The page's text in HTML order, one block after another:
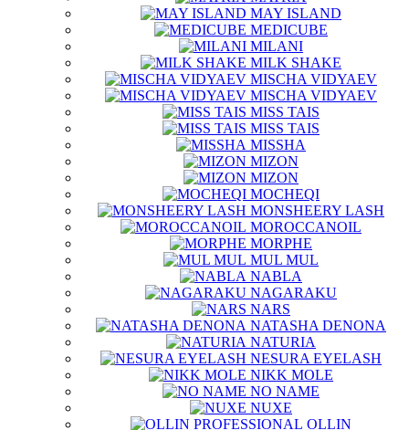
MAY ISLAND
MEDICUBE
MILANI
MILK SHAKE
MISCHA VIDYAEV
MISCHA VIDYAEV
MISS TAIS
MISS TAIS
MISSHA
MIZON
MIZON
MOCHEQI
MONSHEERY LASH
MOROCCANOIL
MORPHE
MUL MUL
NABLA
NAGARAKU
NARS
NATASHA DENONA
NATURIA
NESURA EYELASH
NIKK MOLE
NO NAME
NUXE
OLLIN